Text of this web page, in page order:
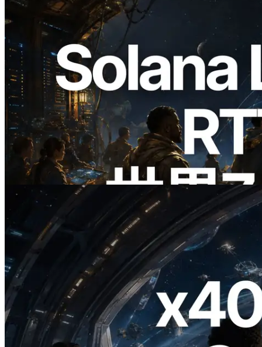
2026.08.05
ERPC、Solana Leader Slot APIを世界7
リージョンのping計測に拡張—
Validators Information APIも公開
この記事を読む
2026.07.04